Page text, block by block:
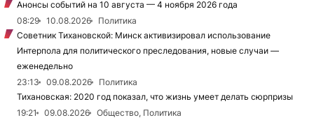
Анонсы событий на 10 августа — 4 ноября 2026 года
08:29
10.08.2026
Политика
Советник Тихановской: Минск активизировал использование
Интерпола для политического преследования, новые случаи —
еженедельно
23:13
09.08.2026
Политика
Тихановская: 2020 год показал, что жизнь умеет делать сюрпризы
19:21
09.08.2026
Общество, Политика